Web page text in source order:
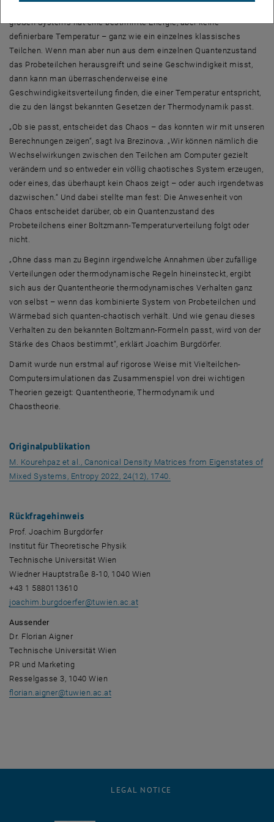
großen Systems hat eine bestimmte Energie, aber keine
definierbare Temperatur – ganz wie ein einzelnes klassisches
Teilchen. Wenn man aber nun aus dem einzelnen Quantenzustand
das Probeteilchen herausgreift und seine Geschwindigkeit misst,
dann kann man überraschenderweise eine
Geschwindigkeitsverteilung finden, die einer Temperatur entspricht,
die zu den längst bekannten Gesetzen der Thermodynamik passt.
„Ob sie passt, entscheidet das Chaos – das konnten wir mit unseren
Berechnungen zeigen“, sagt Iva Brezinova. „Wir können nämlich die
Wechselwirkungen zwischen den Teilchen am Computer gezielt
verändern und so entweder ein völlig chaotisches System erzeugen,
oder eines, das überhaupt kein Chaos zeigt – oder auch irgendetwas
dazwischen.“ Und dabei stellte man fest: Die Anwesenheit von
Chaos entscheidet darüber, ob ein Quantenzustand des
Probeteilchens einer Boltzmann-Temperaturverteilung folgt oder
nicht.
„Ohne dass man zu Beginn irgendwelche Annahmen über zufällige
Verteilungen oder thermodynamische Regeln hineinsteckt, ergibt
sich aus der Quantentheorie thermodynamisches Verhalten ganz
von selbst – wenn das kombinierte System von Probeteilchen und
Wärmebad sich quanten-chaotisch verhält. Und wie genau dieses
Verhalten zu den bekannten Boltzmann-Formeln passt, wird von der
Stärke des Chaos bestimmt“, erklärt Joachim Burgdörfer.
Damit wurde nun erstmal auf rigorose Weise mit Vielteilchen-
Computersimulationen das Zusammenspiel von drei wichtigen
Theorien gezeigt: Quantentheorie, Thermodynamik und
Chaostheorie.
Originalpublikation
M. Kourehpaz et al., Canonical Density Matrices from Eigenstates of
Mixed Systems, Entropy 2022, 24(12), 1740.
Rückfragehinweis
Prof. Joachim Burgdörfer
Institut für Theoretische Physik
Technische Universität Wien
Wiedner Hauptstraße 8-10, 1040 Wien
+43 1 5880113610
joachim.burgdoerfer@tuwien.ac.at
Aussender
Dr. Florian Aigner
Technische Universität Wien
PR und Marketing
Resselgasse 3, 1040 Wien
florian.aigner@tuwien.ac.at
LEGAL NOTICE